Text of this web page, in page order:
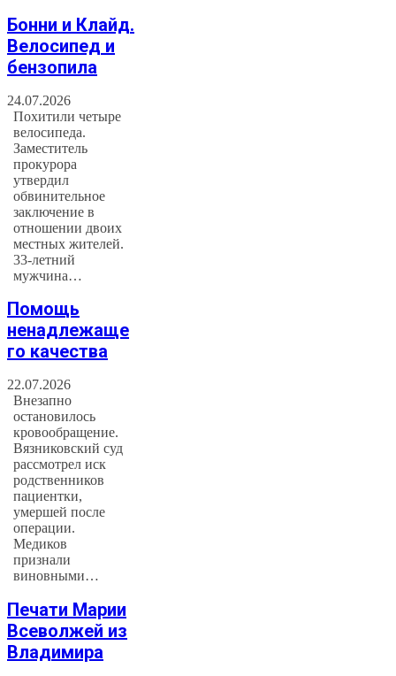
Бонни и Клайд.
Велосипед и
бензопила
24.07.2026
Похитили четыре
велосипеда.
Заместитель
прокурора
утвердил
обвинительное
заключение в
отношении двоих
местных жителей.
33-летний
мужчина…
Помощь
ненадлежаще
го качества
22.07.2026
Внезапно
остановилось
кровообращение.
Вязниковский суд
рассмотрел иск
родственников
пациентки,
умершей после
операции.
Медиков
признали
виновными…
Печати Марии
Всеволжей из
Владимира